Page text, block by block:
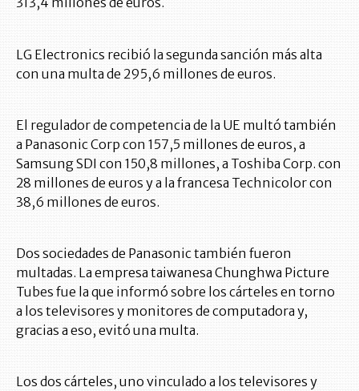
LG Electronics recibió la segunda sanción más alta
con una multa de 295,6 millones de euros.
El regulador de competencia de la UE multó también
a Panasonic Corp con 157,5 millones de euros, a
Samsung SDI con 150,8 millones, a Toshiba Corp. con
28 millones de euros y a la francesa Technicolor con
38,6 millones de euros.
Dos sociedades de Panasonic también fueron
multadas. La empresa taiwanesa Chunghwa Picture
Tubes fue la que informó sobre los cárteles en torno
a los televisores y monitores de computadora y,
gracias a eso, evitó una multa.
Los dos cárteles, uno vinculado a los televisores y